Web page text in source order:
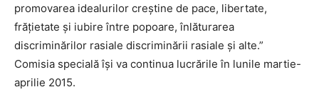
promovarea idealurilor creștine de pace, libertate,
frățietate și iubire între popoare, înlăturarea
discriminărilor rasiale discriminării rasiale și alte.”
Comisia specială își va continua lucrările în lunile martie-
aprilie 2015.